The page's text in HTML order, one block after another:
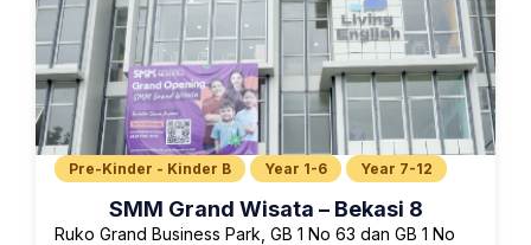
Pre-Kinder - Kinder B Year 1-6 Year 7-12
SMM Grand Wisata – Bekasi 8
Ruko Grand Business Park, GB 1 No 63 dan GB 1 No